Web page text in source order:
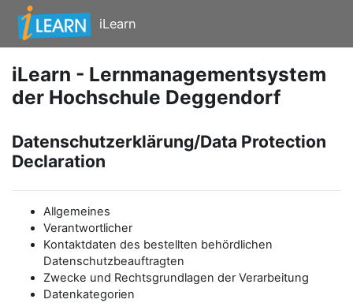
Zum Hauptinhalt
iLearn
iLearn - Lernmanagementsystem
der Hochschule Deggendorf
Datenschutzerklärung/Data Protection
Declaration
Allgemeines
Verantwortlicher
Kontaktdaten des bestellten behördlichen
Datenschutzbeauftragten
Zwecke und Rechtsgrundlagen der Verarbeitung
Datenkategorien